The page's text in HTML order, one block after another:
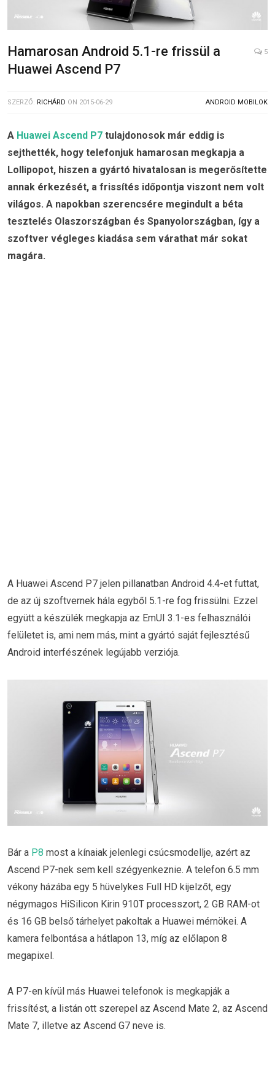
Hamarosan Android 5.1-re frissül a
Huawei Ascend P7
5
SZERZŐ: RICHÁRD ON 2015-06-29 ANDROID MOBILOK
A Huawei Ascend P7 tulajdonosok már eddig is
sejthették, hogy telefonjuk hamarosan megkapja a
Lollipopot, hiszen a gyártó hivatalosan is megerősítette
annak érkezését, a frissítés időpontja viszont nem volt
világos. A napokban szerencsére megindult a béta
tesztelés Olaszországban és Spanyolországban, így a
szoftver végleges kiadása sem várathat már sokat
magára.
A Huawei Ascend P7 jelen pillanatban Android 4.4-et futtat,
de az új szoftvernek hála egyből 5.1-re fog frissülni. Ezzel
együtt a készülék megkapja az EmUI 3.1-es felhasználói
felületet is, ami nem más, mint a gyártó saját fejlesztésű
Android interfészének legújabb verziója.
Bár a P8 most a kínaiak jelenlegi csúcsmodellje, azért az
Ascend P7-nek sem kell szégyenkeznie. A telefon 6.5 mm
vékony házába egy 5 hüvelykes Full HD kijelzőt, egy
négymagos HiSilicon Kirin 910T processzort, 2 GB RAM-ot
és 16 GB belső tárhelyet pakoltak a Huawei mérnökei. A
kamera felbontása a hátlapon 13, míg az előlapon 8
megapixel.
A P7-en kívül más Huawei telefonok is megkapják a
frissítést, a listán ott szerepel az Ascend Mate 2, az Ascend
Mate 7, illetve az Ascend G7 neve is.